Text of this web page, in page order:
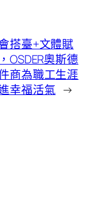
搭臺+文體賦
OSDER奧斯德
商為職工生涯
幸福活氣 →